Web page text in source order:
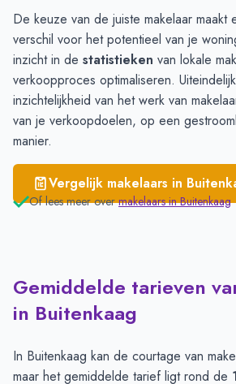
De keuze van de juiste makelaar maakt
verschil voor het potentieel van je
inzicht in de statistieken van lokale
verkoopproces optimaliseren.
inzichtelijkheid van het werk van
van je verkoopdoelen, op een
manier.
Vergelijk makelaars in
Of lees meer over makelaars inBuitenkaag
Gemiddelde tarieven
in Buitenkaag
In Buitenkaag kan de courtage van
maar het gemiddelde tarief ligt rond de